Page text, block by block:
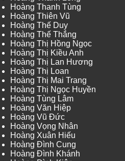
Hoàng Thanh Tùng
Hoàng Thiên Vũ
Hoàng Thế Duy
Hoàng Thế Thắng
Hoàng Thị Hồng Ngọc
Hoàng Thị Kiều Anh
Hoàng Thị Lan Hương
Hoàng Thị Loan
Hoàng Thị Mai Trang
Hoàng Thị Ngọc Huyền
Hoàng Tùng Lâm
Hoàng Văn Hiệp
Hoàng Vũ Đức
Hoàng Vọng Nhân
Hoàng Xuân Hiếu
Hoàng Đình Cung
Hoàng Đình Khánh